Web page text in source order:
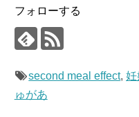
フォローする
second meal effect,妊
ゅがあ